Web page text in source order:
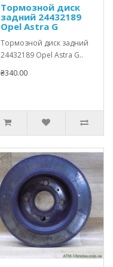
Тормозной диск
задний 24432189
Opel Astra G
Тормозной диск задний
24432189 Opel Astra G..
₴340.00